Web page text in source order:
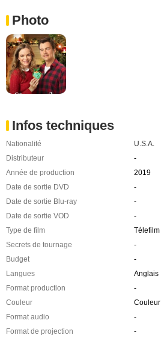
Photo
Infos techniques
Nationalité
U.S.A.
Distributeur
-
Année de production
2019
Date de sortie DVD
-
Date de sortie Blu-ray
-
Date de sortie VOD
-
Type de film
Télefilm
Secrets de tournage
-
Budget
-
Langues
Anglais
Format production
-
Couleur
Couleur
Format audio
-
Format de projection
-